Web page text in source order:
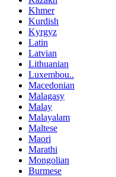
Khmer
Kurdish
Kyrgyz
Latin
Latvian
Lithuanian
Luxembou..
Macedonian
Malagasy
Malay
Malayalam
Maltese
Maori
Marathi
Mongolian
Burmese